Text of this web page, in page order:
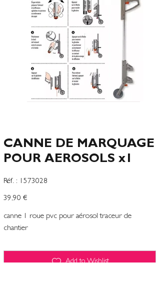
CANNE DE MARQUAGE
POUR AEROSOLS x1
Réf. :
SKU
1573028
1573028
Preço
39,90 €
canne 1 roue pvc pour aérosol traceur de
chantier
Add to Wishlist